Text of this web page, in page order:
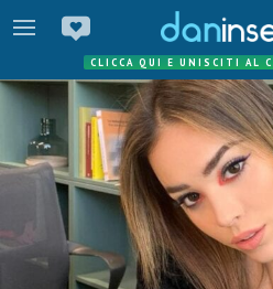
CLICCA QUI E UNISCITI AL